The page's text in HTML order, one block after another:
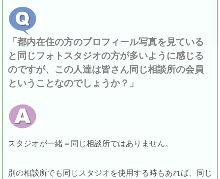
「都内在住の方のプロフィール写真を見ている
と同じフォトスタジオの方が多いように感じる
のですが、この人達は皆さん同じ相談所の会員
ということなのでしょうか？」
スタジオが一緒＝同じ相談所ではありません。
別の相談所でも同じスタジオを使用する時もあれば、同じ